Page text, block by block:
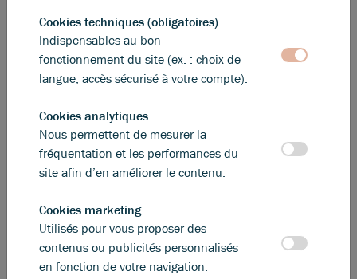
LOCAUX D'ACTIVITÉ - A LOUER - BELLEVILLE EN
BEAUJOLAIS
480 000€ /an HT HC
Cookies techniques (obligatoires)
Indispensables au bon
fonctionnement du site (ex. : choix de
langue, accès sécurisé à votre compte).
Cookies analytiques
Nous permettent de mesurer la
fréquentation et les performances du
site afin d’en améliorer le contenu.
Cookies marketing
Utilisés pour vous proposer des
contenus ou publicités personnalisés
en fonction de votre navigation.